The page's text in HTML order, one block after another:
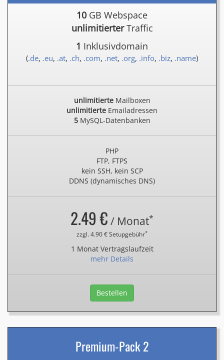
10 GB Webspace
unlimitierterTraffic
1 Inklusivdomain
(.de, .eu, .at, .ch, .com, .net, .org, .info, .biz, .name)
unlimitierteMailboxen
unlimitierte Emailadressen
5MySQL-Datenbanken
PHP
FTP, FTPS
kein SSH, kein SCP
DDNS (dynamisches DNS)
2.49 € / Monat*
zzgl. 4.90 € Setupgebühr*
1 Monat Vertragslaufzeit
mehr Details
Bestellen
Premium-Pack 2